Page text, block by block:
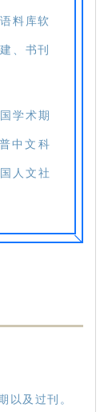
料库软
、书刊
学术期
中文科
人文社
以及过刊。